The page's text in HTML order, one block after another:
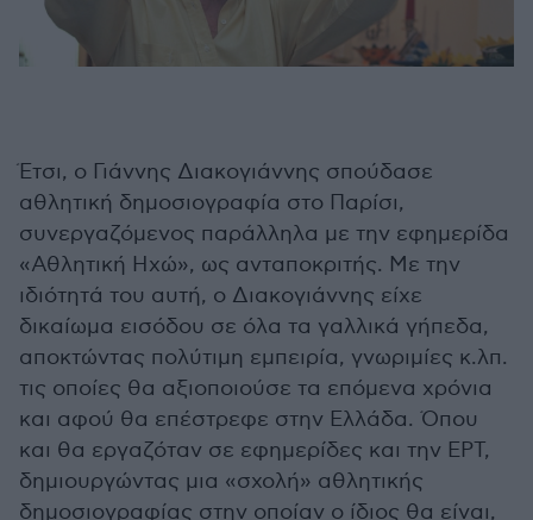
Έτσι, ο Γιάννης Διακογιάννης σπούδασε
αθλητική δημοσιογραφία στο Παρίσι,
συνεργαζόμενος παράλληλα με την εφημερίδα
«Αθλητική Ηχώ», ως ανταποκριτής. Με την
ιδιότητά του αυτή, ο Διακογιάννης είχε
δικαίωμα εισόδου σε όλα τα γαλλικά γήπεδα,
αποκτώντας πολύτιμη εμπειρία, γνωριμίες κ.λπ.
τις οποίες θα αξιοποιούσε τα επόμενα χρόνια
και αφού θα επέστρεφε στην Ελλάδα. Όπου
και θα εργαζόταν σε εφημερίδες και την ΕΡΤ,
δημιουργώντας μια «σχολή» αθλητικής
δημοσιογραφίας στην οποίαν ο ίδιος θα είναι,